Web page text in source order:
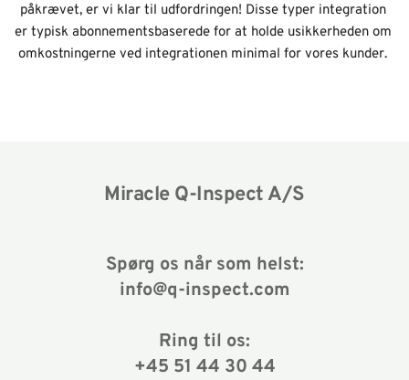
påkrævet, er vi klar til udfordringen! Disse typer integration
er typisk abonnementsbaserede for at holde usikkerheden om
omkostningerne ved integrationen minimal for vores kunder.
Miracle Q-Inspect A/S
Spørg os når som helst:
info@q-inspect.com
Ring til os:
+45 51 44 30 44